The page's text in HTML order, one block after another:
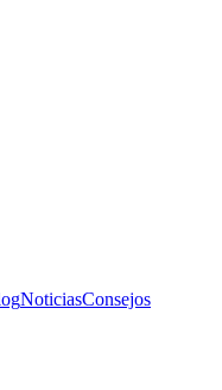
NoticiasConsejos